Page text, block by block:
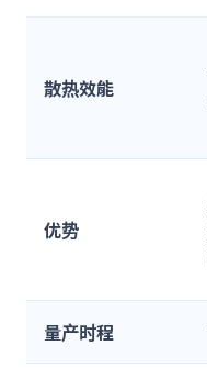
散热效能
优势
量产时程